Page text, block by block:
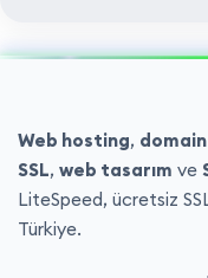
Web hosting,
SSL, web tasarım ve
LiteSpeed, ücretsiz
Türkiye.